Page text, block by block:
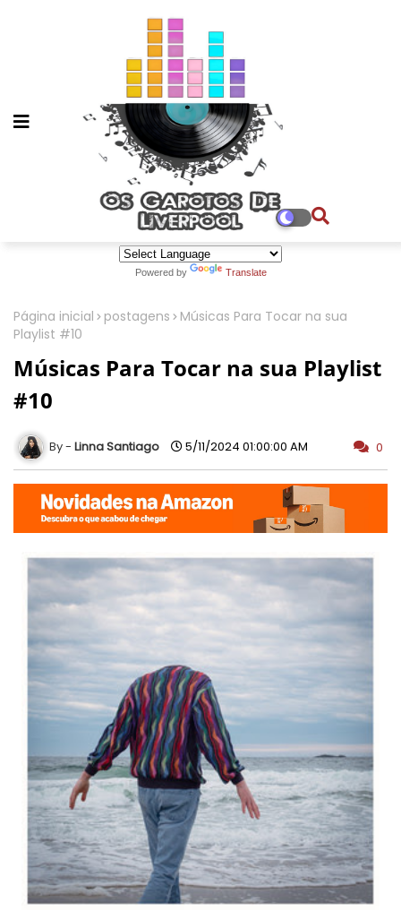
Powered by Translate
Página inicial postagens
Músicas Para Tocar na sua
Playlist #10
Músicas Para Tocar na sua Playlist
#10
Linna Santiago 5/11/2024 01:00:00 AM 0